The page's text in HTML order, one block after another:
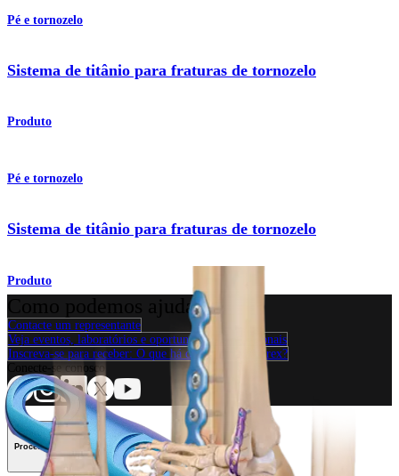
Pé e tornozelo
Sistema de titânio para fraturas de tornozelo
Produto
Pé e tornozelo
Sistema de titânio para fraturas de tornozelo
Produto
Como podemos ajudar?
Contacte um representante
Veja eventos, laboratórios e oportunidades educacionais
Inscreva-se para receber: O que há de novo na Arthrex?
Conecte-se conosco
Procedimento